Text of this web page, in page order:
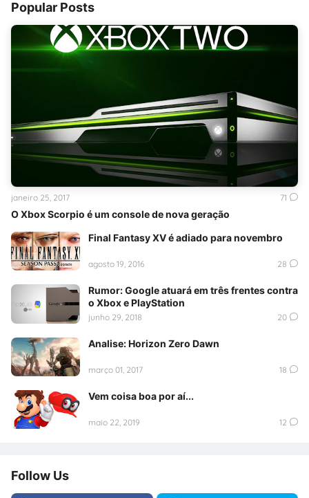
Popular Posts
O Xbox Scorpio é um console de nova geração
janeiro 25, 2017 71
Final Fantasy XV é adiado para novembro
agosto 19, 2016 28
Rumor: Google atuará em três frentes contra
o Xbox e PlayStation
junho 29, 2018 20
Analise: Horizon Zero Dawn
março 01, 2017 18
Vem coisa boa por aí...
maio 22, 2019 12
Follow Us